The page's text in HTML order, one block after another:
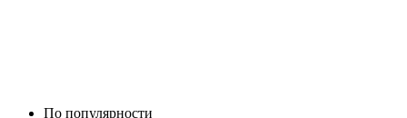
По популярности